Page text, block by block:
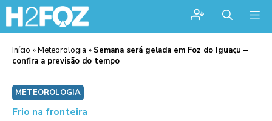
Início »Meteorologia » Semana será gelada em Foz do Iguaçu –
confira a previsão do tempo
METEOROLOGIA
Frio na fronteira